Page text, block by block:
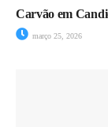
Carvão em
março 25, 2026